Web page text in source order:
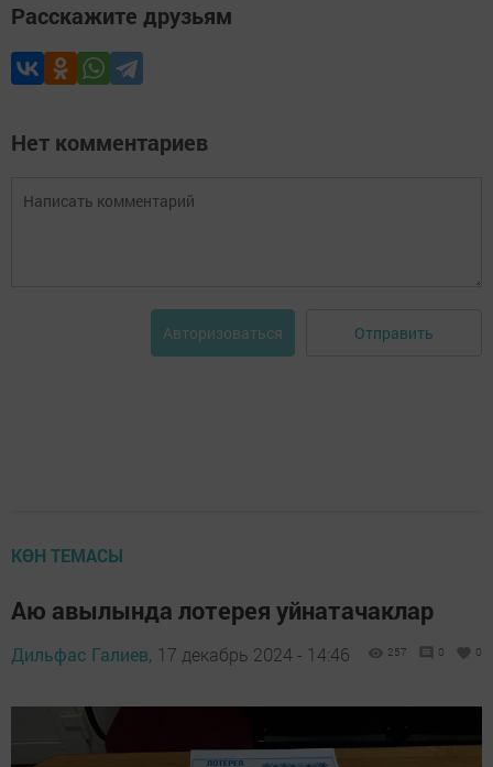
Расскажите друзьям
Нет комментариев
Авторизоваться Отправить
КӨН ТЕМАСЫ
Аю авылында лотерея уйнатачаклар
Дильфас Галиев, 17 декабрь 2024 - 14:46 257 0 0